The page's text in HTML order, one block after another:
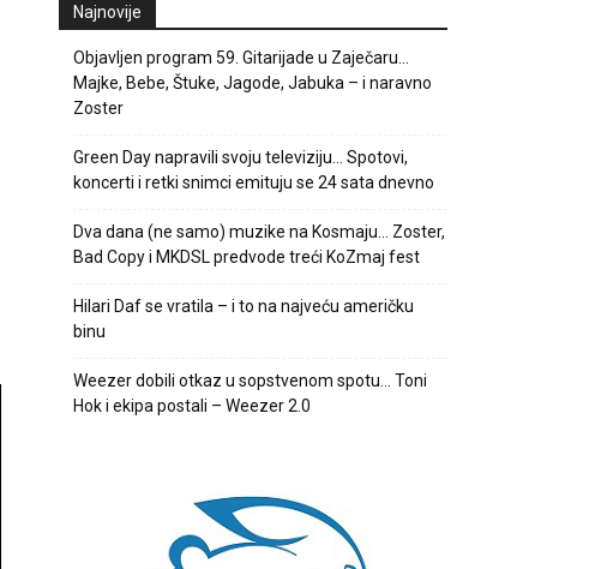
Najnovije
Objavljen program 59. Gitarijade u Zaječaru…
Majke, Bebe, Štuke, Jagode, Jabuka – i naravno
Zoster
Green Day napravili svoju televiziju… Spotovi,
koncerti i retki snimci emituju se 24 sata dnevno
Dva dana (ne samo) muzike na Kosmaju… Zoster,
Bad Copy i MKDSL predvode treći KoZmaj fest
Hilari Daf se vratila – i to na najveću američku
binu
Weezer dobili otkaz u sopstvenom spotu… Toni
Hok i ekipa postali – Weezer 2.0